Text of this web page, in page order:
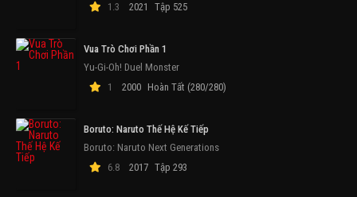
1.3
2021 Tập 525
Vua Trò Chơi Phần 1
Yu-Gi-Oh! Duel Monster
1
2000 Hoàn Tất (280/280)
Boruto: Naruto Thế Hệ Kế Tiếp
Boruto: Naruto Next Generations
6.8
2017 Tập 293